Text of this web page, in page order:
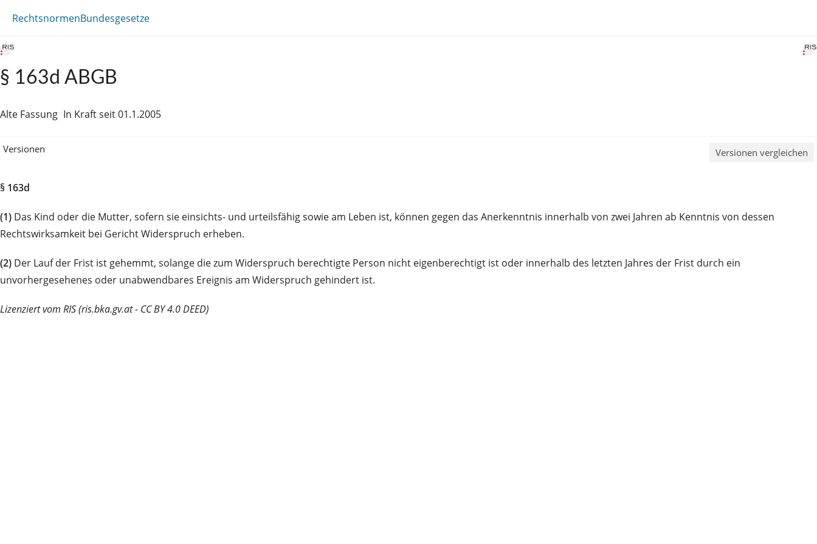
RechtsnormenBundesgesetze
§ 163d ABGB
Alte Fassung In Kraft seit 01.1.2005
Versionen Versionen vergleichen
§ 163d
(1) Das Kind oder die Mutter, sofern sie einsichts- und urteilsfähig sowie am Leben ist, können gegen das Anerkenntnis innerhalb von zwei Jahren ab Kenntnis von dessen
Rechtswirksamkeit bei Gericht Widerspruch erheben.
(2) Der Lauf der Frist ist gehemmt, solange die zum Widerspruch berechtigte Person nicht eigenberechtigt ist oder innerhalb des letzten Jahres der Frist durch ein
unvorhergesehenes oder unabwendbares Ereignis am Widerspruch gehindert ist.
Lizenziert vom RIS (ris.bka.gv.at - CC BY 4.0 DEED)